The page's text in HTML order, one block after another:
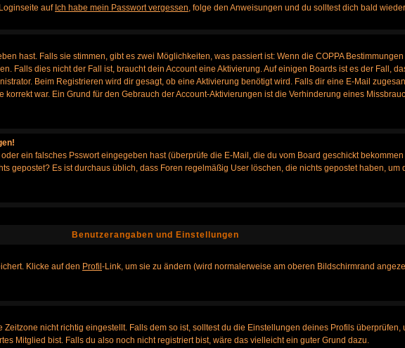
auf Ich habe mein Passwort vergessen, folge den Anweisungen und du solltest dich bald
hast. Falls sie stimmen, gibt es zwei Möglichkeiten, was passiert ist: Wenn die COPPA
Falls dies nicht der Fall ist, braucht dein Account eine Aktivierung. Auf einigen Boards ist es der Fall,
Beim Registrieren wird dir gesagt, ob eine Aktivierung benötigt wird. Falls dir eine E-Mail
war. Ein Grund für den Gebrauch der Account-Aktivierungen ist die Verhinderung eines
ein falsches Psswort eingegeben hast (überprüfe die E-Mail, die du vom Board geschickt
gepostet? Es ist durchaus üblich, dass Foren regelmäßig User löschen, die nichts gepostet haben,
Benutzerangaben und Einstellungen
Klicke auf den Profil -Link, um sie zu ändern (wird normalerweise am oberen Bildschirmrand
nicht richtig eingestellt. Falls dem so ist, solltest du die Einstellungen deines Profils
Mitglied bist. Falls du also noch nicht registriert bist, wäre das vielleicht ein guter Grund dazu.